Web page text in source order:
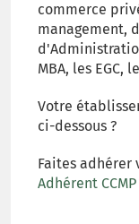
commerce
management,
MBA, les EGC,
Votre
ci-dessous ?
Faites adhérer
Adhérent CCMP